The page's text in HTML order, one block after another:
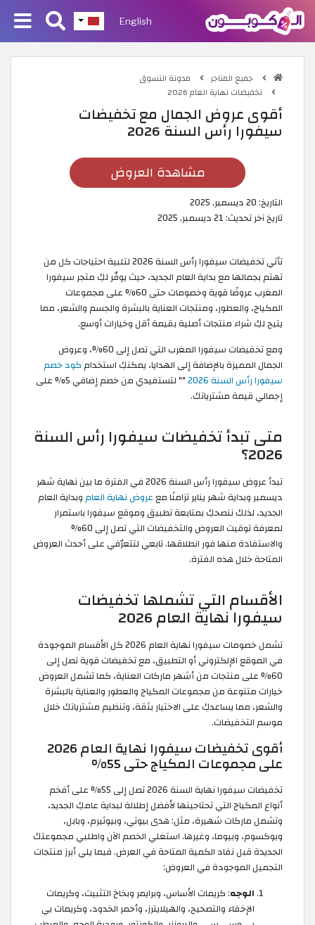
English
جميع المتاجر
مدونة التسوق
تخفيضات نهاية العام 2026
أقوى عروض الجمال مع تخفيضات
سيفورا رأس السنة 2026
مشاهدة العروض
التاريخ:20 ديسمبر, 2025
تاريخ آخر تحديث:21 ديسمبر, 2025
تأتي تخفيضات سيفورا رأس السنة 2026 لتلبية احتياجات كل من
تهتم بجمالها مع بداية العام الجديد، حيث يوفّر لكِ متجر سيفورا
المغرب عروضًا قوية وخصومات حتى 60% على مجموعات
المكياج، والعطور، ومنتجات العناية بالبشرة والجسم والشعر، مما
يتيح لكِ شراء منتجات أصلية بقيمة أقل وخيارات أوسع.
ومع تخفيضات سيفورا المغرب التي تصل إلى 60%، وعروض
الجمال المميزة بالإضافة إلى الهدايا، يمكنكِ استخدام كود خصم
سيفورا رأس السنة 2026
"
" لتستفيدي من خصم إضافي 5% على
إجمالي قيمة مشترياتك.
متى تبدأ تخفيضات سيفورا رأس السنة
2026؟
تبدأ عروض سيفورا رأس السنة 2026 في الفترة ما بين نهاية شهر
ديسمبر وبداية شهر يناير تزامنًا مع عروض نهاية العاموبداية العام
الجديد، لذلك ننصحكِ بمتابعة تطبيق وموقع سيفورا باستمرار
لمعرفة توقيت العروض والتخفيضات التي تصل إلى 60%
والاستفادة منها فور انطلاقها. تابعي لتتعرّفي على أحدث العروض
المتاحة خلال هذه الفترة.
الأقسام التي تشملها تخفيضات
سيفورا نهاية العام 2026
تشمل خصومات سيفورا نهاية العام 2026 كل الأقسام الموجودة
في الموقع الإلكتروني أو التطبيق، مع تخفيضات قوية تصل إلى
60% على منتجات من أشهر ماركات العناية، كما تشمل العروض
خيارات متنوعة من مجموعات المكياج والعطور والعناية بالبشرة
والشعر، مما يساعدكِ على الاختيار بثقة، وتنظيم مشترياتك خلال
موسم التخفيضات.
أقوى تخفيضات سيفورا نهاية العام 2026
على مجموعات المكياج حتى 55%
تخفيضات سيفورا نهاية السنة 2026 تصل إلى 55% على أفخم
أنواع المكياج التي تحتاجينها لأفضل إطلالة لبداية عامكِ الجديد،
وتشمل ماركات شهيرة، مثل: هدى بيوتي، وبيوثيرم، وبابل،
وبوكسوم، وبيوما، وغيرها. استغلي الخصم الآن واطلبي مجموعتك
الجديدة قبل نفاد الكمية المتاحة في العرض. فيما يلي أبرز منتجات
التجميل الموجودة في العروض:
الوجه: كريمات الأساس، وبرايمر وبخاخ التثبيت، وكريمات
الإخفاء والتصحيح، والهيلايترز، وأحمر الخدود، وكريمات بي